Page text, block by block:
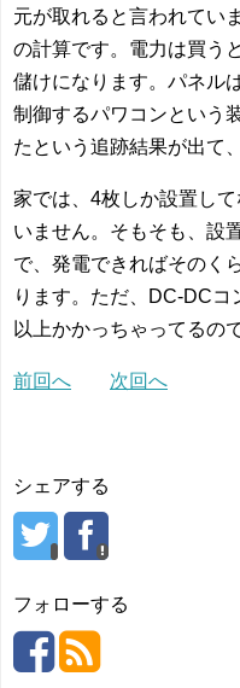
元が取れると言われてい
の計算です。電力は買う
儲けになります。パネル
制御するパワコンという
たという追跡結果が出て
家では、4枚しか設置し
いません。そもそも、設
で、発電できればそのく
ります。ただ、DC-DCコ
以上かかっちゃってるの
前回へ 次回へ
シェアする
フォローする